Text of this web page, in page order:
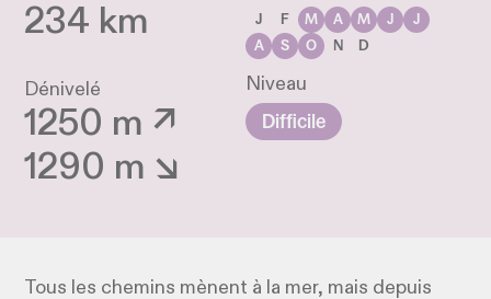
234 km
Dénivelé
1250 m ↗
1290 m ↘
J
F M A M J
J
A
S O N
D
Niveau
Difficile
Tous les chemins mènent à la mer, mais depuis